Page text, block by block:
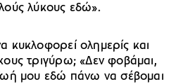
λύκους εδώ».
κυκλοφορεί ολημερίς και
τριγύρω; «Δεν φοβάμαι,
μου εδώ πάνω να σέβομαι